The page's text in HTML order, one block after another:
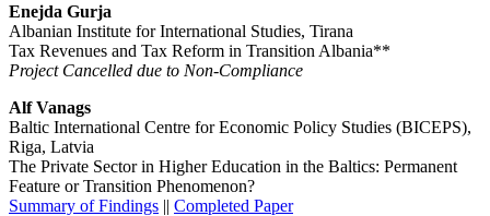
Enejda Gurja
Albanian Institute for International Studies, Tirana
Tax Revenues and Tax Reform in Transition Albania**
Project Cancelled due to Non-Compliance
Alf Vanags
Baltic International Centre for Economic Policy Studies (BICEPS),
Riga, Latvia
The Private Sector in Higher Education in the Baltics: Permanent
Feature or Transition Phenomenon?
Summary of Findings || Completed Paper